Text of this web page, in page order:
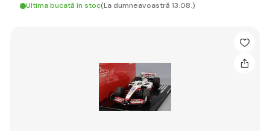
Ultima bucată în stoc(La dumneavoastră 13.08.)